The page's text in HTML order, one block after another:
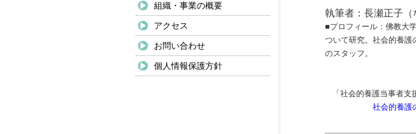
組織・事業の概要
アクセス
お問い合わせ
個人情報保護方針
執筆者：長瀬正子（
■プロフィール：佛教大
ついて研究。社会的養護
のスタッフ。
「社会的養護当事者
社会的養護